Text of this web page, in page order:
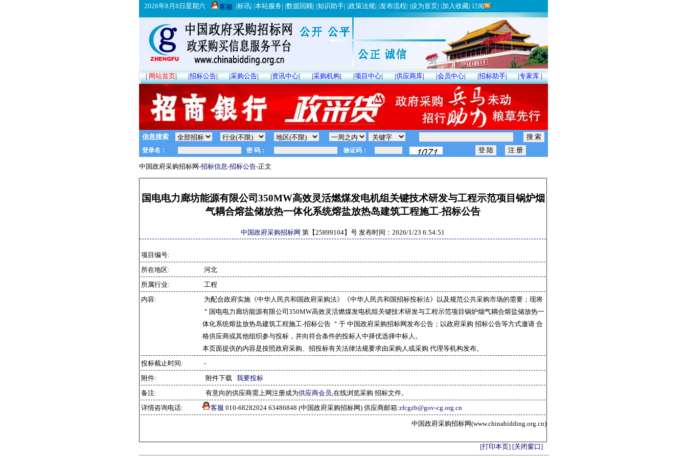
2026年8月8日星期六 客服 |标讯| |本站服务| |数据回顾| |知识助手| |政策法规| |发布流程| |设为首页| |加入收藏| 订阅
|网站首页| |招标公告| |采购公告| |资讯中心| |采购机构| |项目中心| |供应商库| |会员中心| |招标助手| |专家库|
信息搜索
中国政府采购招标网-招标信息-招标公告-正文
国电电力廊坊能源有限公司350MW高效灵活燃煤发电机组关键技术研发与工程示范项目锅炉烟
气耦合熔盐储放热一体化系统熔盐放热岛建筑工程施工-招标公告
中国政府采购招标网 第【25899104】号 发布时间： 2026/1/23 6:54:51
项目编号:
所在地区:
河北
所属行业:
工程
内容:
为配合政府实施《中华人民共和国政府采购法》《中华人民共和国招标投标法》以及规范公共采购市场的需要；现将
＂国电电力廊坊能源有限公司350MW高效灵活燃煤发电机组关键技术研发与工程示范项目锅炉烟气耦合熔盐储放热一
体化系统熔盐放热岛建筑工程施工-招标公告 ＂于 中国政府采购招标网发布公告；以政府采购 招标公告等方式邀请 合
格供应商或其他组织参与投标，并向符合条件的投标人中择优选择中标人。
本页面提供的内容是按照政府采购、招投标有关法律法规要求由采购人或采购 代理等机构发布。
投标截止时间:
-
附件:
附件下载 我要投标
备注:
有意向的供应商需上网注册成为供应商会员,在线浏览采购 招标文件。
详情咨询电话:
客服 010-68282024 63486848 (中国政府采购招标网) 供应商邮箱:zfcgzb@gov-cg.org.cn
中国政府采购招标网(www.chinabidding.org.cn)
[打印本页] [关闭窗口]